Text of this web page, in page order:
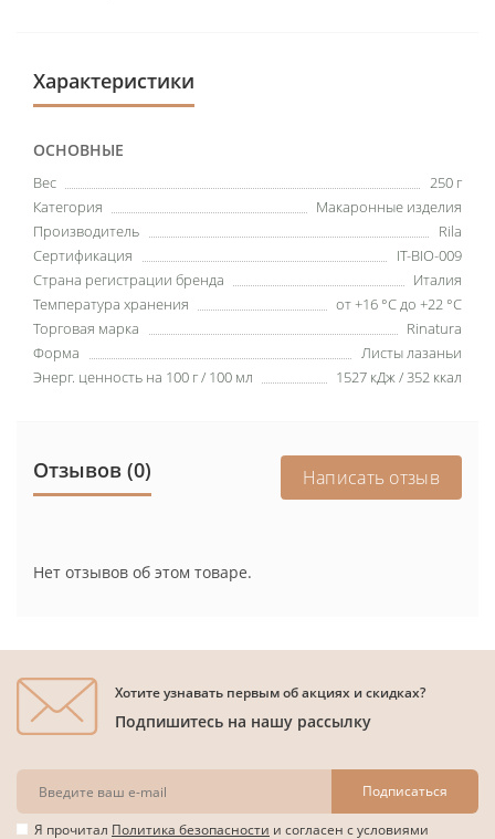
Характеристики
ОСНОВНЫЕ
Вес
250 г
Категория
Макаронные изделия
Производитель
Rila
Сертификация
IT-BIO-009
Страна регистрации бренда
Италия
Температура хранения
от +16 °C до +22 °C
Торговая марка
Rinatura
Форма
Листы лазаньи
Энерг. ценность на 100 г / 100 мл
1527 кДж / 352 ккал
Отзывов (0) Написать отзыв
Нет отзывов об этом товаре.
Хотите узнавать первым об акциях и скидках?
Подпишитесь на нашу рассылку
Подписаться
Я прочитал Политика безопасности и согласен с условиями